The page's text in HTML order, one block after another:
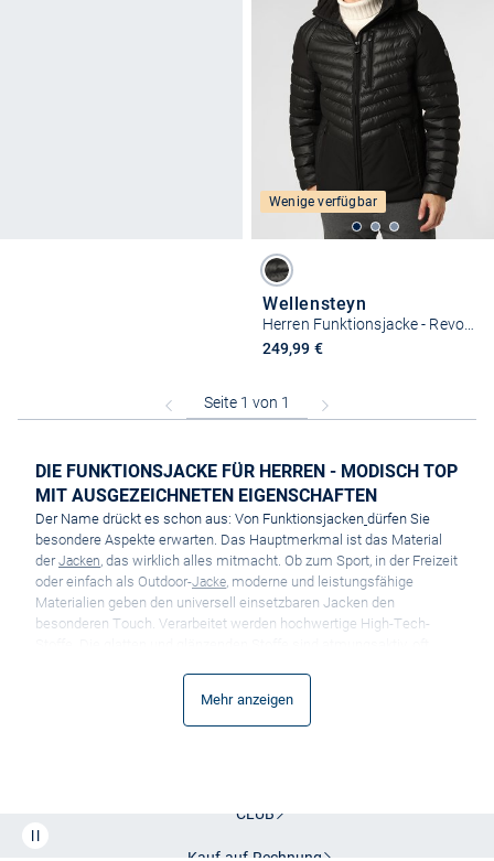
Wenige verfügbar
Wellensteyn
Herren Funktionsjacke - Revox Men
249,99 €
DIE FUNKTIONSJACKE FÜR HERREN - MODISCH TOP
MIT AUSGEZEICHNETEN EIGENSCHAFTEN
Der Name drückt es schon aus: Von Funktionsjacken dürfen Sie
besondere Aspekte erwarten. Das Hauptmerkmal ist das Material
derJacken , das wirklich alles mitmacht. Ob zum Sport, in der Freizeit
oder einfach als Outdoor-Jacke , moderne und leistungsfähige
Materialien geben den universell einsetzbaren Jacken den
besonderen Touch. Verarbeitet werden hochwertige High-Tech-
verschiedene Einsatzzwecke. Eine Jacke, die so vieles kann, darf
natürlich auch gut aussehen! Hier sind Sie mit dem Angebot von
Stand ist. Es versteht sich von selbst, dass moderne
Funktionsjacken für Herren auch pflegeleicht sind. Die meisten
Modelle können im Schonwaschgang gewaschen werden.
Mehr anzeigen